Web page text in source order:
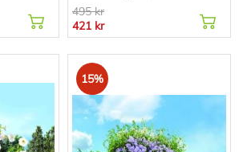
495 kr
421 kr
15%